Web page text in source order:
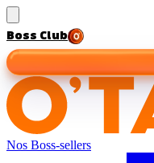
Boss Club
Nos Boss-sellers